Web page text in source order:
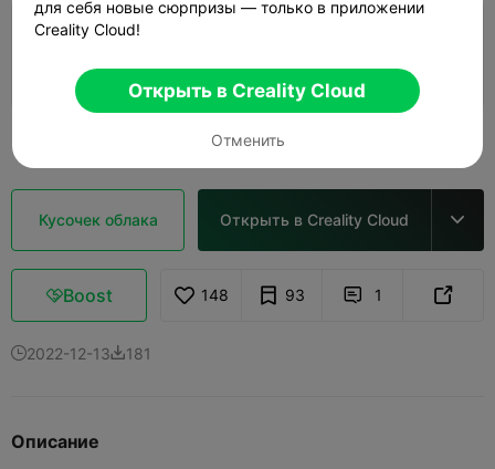
 42m 14s  1 plates  20.50g
Узнать больше
Кусочек облака Открыть в Creality Cloud 
Boost 148 93  1 
2022-12-13181
Описание
для себя новые сюрпризы — только в приложении
Creality Cloud!
Открыть в Creality Cloud
Отменить